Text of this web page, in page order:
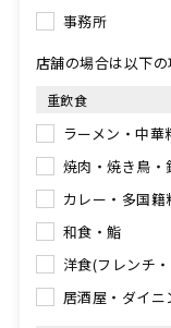
事務所
店舗の場合は以下の
重飲食
ラーメン・中華
焼肉・焼き鳥・
カレー・多国籍
和食・鮨
洋食(フレンチ
居酒屋・ダイニ